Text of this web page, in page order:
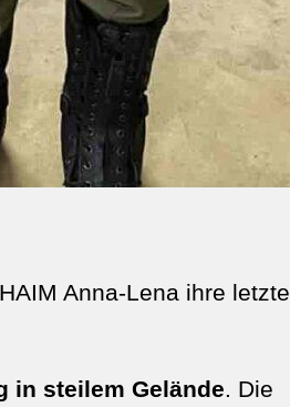
Anna-Lena ihre letzte
in steilem Gelände. Die